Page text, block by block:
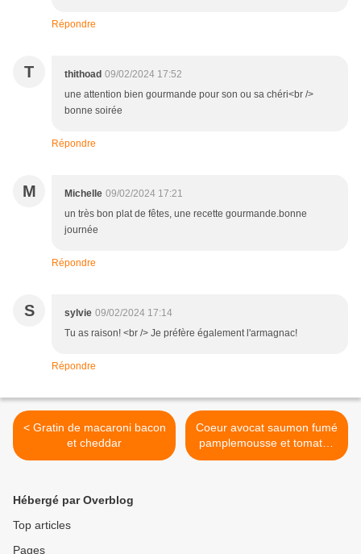
Répondre
T thithoad 09/02/2024 17:52
une attention bien gourmande pour son ou sa chéri<br />
bonne soirée
Répondre
M Michelle 09/02/2024 17:21
un très bon plat de fêtes, une recette gourmande.bonne
journée
Répondre
S sylvie 09/02/2024 17:14
Tu as raison! <br /> Je préfère également l'armagnac!
Répondre
< Gratin de macaroni bacon
et cheddar
Coeur avocat saumon fumé
pamplemousse et tomates
cerise >
Hébergé par Overblog
Top articles
Pages